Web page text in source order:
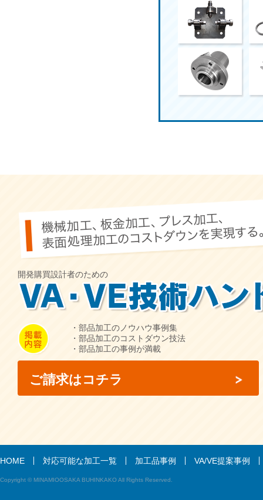
開発購買設計者のための
・部品加工のノウハウ事例集
・部品加工のコストダウン技法
・部品加工の事例が満載
ご請求はコチラ
HOME 対応可能な加工一覧 加工品事例 VA/VE提案事例
Copyright © MINAMIOOSAKA BUHINKAKO All Rights Reserved.